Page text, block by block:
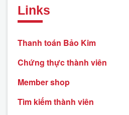
Links
Thanh toán Bảo Kim
Chứng thực thành viên
Member shop
Tìm kiếm thành viên